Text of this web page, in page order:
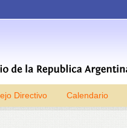
Skip to content
Directivo Calendario